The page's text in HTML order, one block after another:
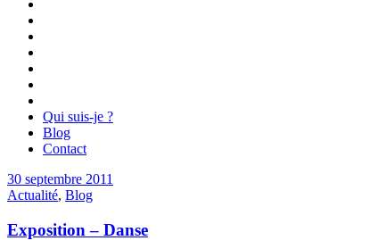
Qui suis-je ?
Blog
Contact
30 septembre 2011
Actualité, Blog
Exposition – Danse